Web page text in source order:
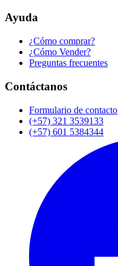
Ayuda
¿Cómo comprar?
¿Cómo Vender?
Preguntas frecuentes
Contáctanos
Formulario de contacto
(+57) 321 3539133
(+57) 601 5384344